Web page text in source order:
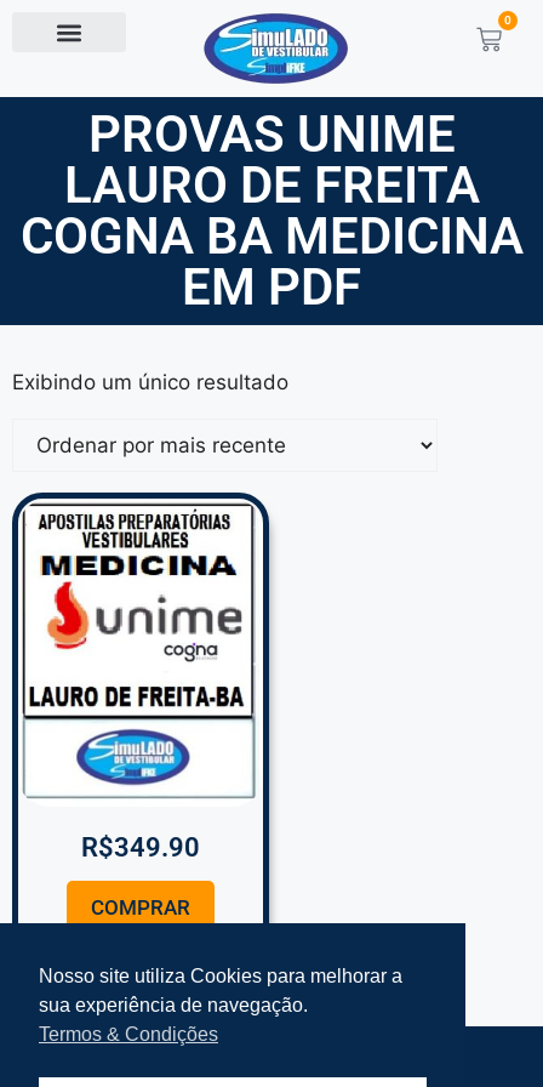
0
PROVAS UNIME
LAURO DE FREITA
COGNA BA MEDICINA
EM PDF
Exibindo um único resultado
R$349.90
COMPRAR
Nosso site utiliza Cookies para melhorar a
sua experiência de navegação.
Termos & Condições